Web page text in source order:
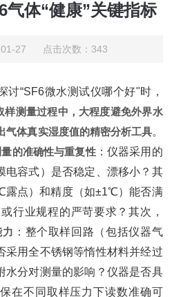
气体“健康”关键指标
01-27 点击次数：343
讨“SF6微水测试仪哪个好"时，
样测量过程中，大程度避免外界水
气体真实湿度值的精密分析工具‌。
的准确性与重复性‌：仪器采用的
电容式）是否稳定、漂移小？其
点）和精度（如±1℃）能否满
行业规程的严苛要求？其次，
‌：整个取样回路（包括仪器气
采用全不锈钢等惰性材料并经过
水分对测量的影响？仪器是否具
在不同取样压力下读数准确可